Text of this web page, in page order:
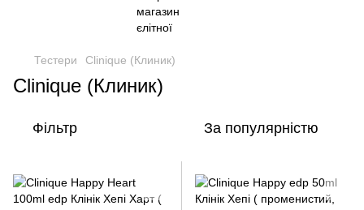
Тестери Clinique (Клиник)
Clinique (Клиник)
Фільтр За популярністю